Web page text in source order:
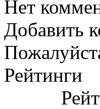
Нет
Добавить
Рейтинги